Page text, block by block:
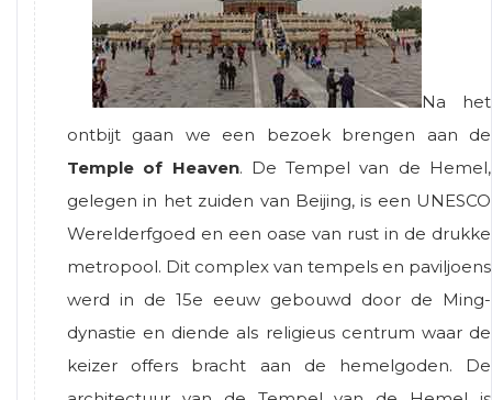
Na het
ontbijt gaan we een bezoek brengen aan de
Temple of Heaven. De Tempel van de Hemel,
gelegen in het zuiden van Beijing, is een UNESCO
Werelderfgoed en een oase van rust in de drukke
metropool. Dit complex van tempels en paviljoens
werd in de 15e eeuw gebouwd door de Ming-
dynastie en diende als religieus centrum waar de
keizer offers bracht aan de hemelgoden. De